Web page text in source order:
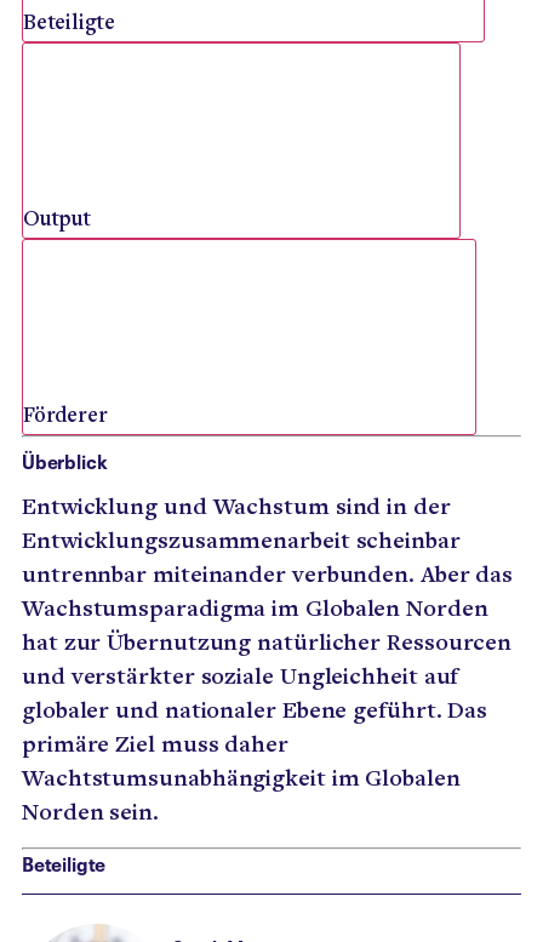
Beteiligte
Output
Förderer
Überblick
Entwicklung und Wachstum sind in der
Entwicklungszusammenarbeit scheinbar
untrennbar miteinander verbunden. Aber das
Wachstumsparadigma im Globalen Norden
hat zur Übernutzung natürlicher Ressourcen
und verstärkter soziale Ungleichheit auf
globaler und nationaler Ebene geführt. Das
primäre Ziel muss daher
Wachtstumsunabhängigkeit im Globalen
Norden sein.
Beteiligte